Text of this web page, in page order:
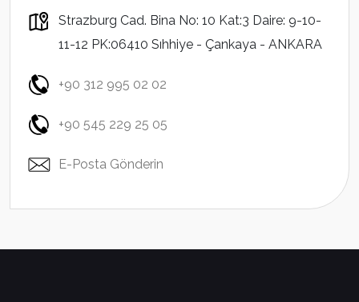
Strazburg Cad. Bina No: 10 Kat:3 Daire: 9-10-
11-12 PK:06410 Sıhhiye - Çankaya - ANKARA
+90 312 995 02 02
+90 545 229 25 05
E-Posta Gönderin